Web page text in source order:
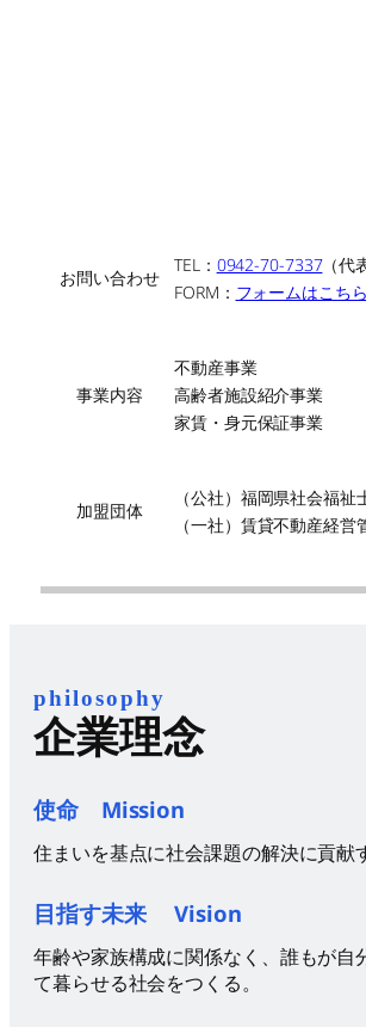
お問い合わせ
TEL： 0942-70-7337（代
FORM： フォームはこちら
事業内容
不動産事業
高齢者施設紹介事業
家賃・身元保証事業
加盟団体
（公社）福岡県社会福祉
（一社）賃貸不動産経営
philosophy
企業理念
使命Mission
住まいを基点に社会課題の解決に貢献
目指す未来Vision
年齢や家族構成に関係なく、誰もが自
て暮らせる社会をつくる。